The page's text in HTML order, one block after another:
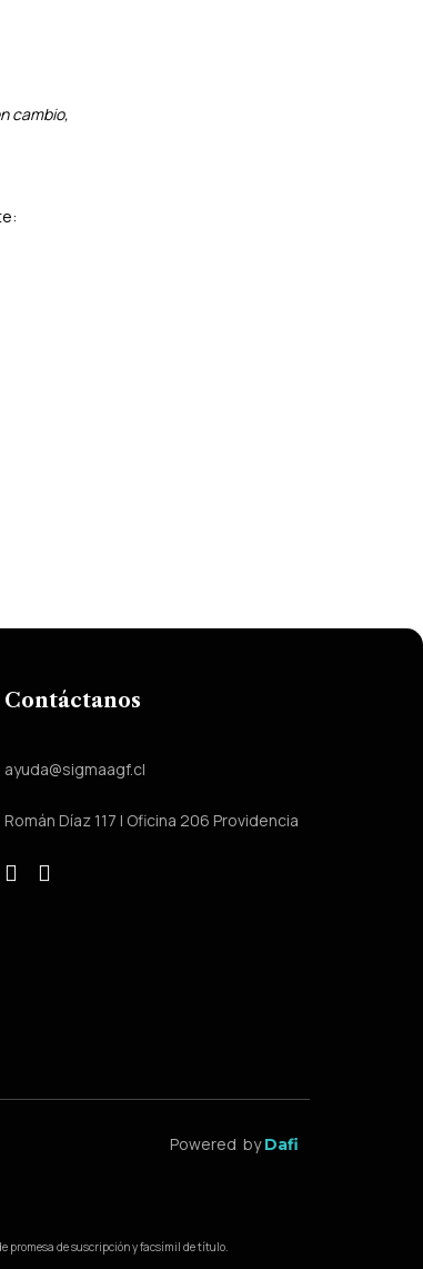
cambio,
Contáctanos
ayuda@sigmaagf.cl
Román Díaz 117 | Oficina 206 Providencia
Powered byDafi
promesa de suscripción y facsímil de título.